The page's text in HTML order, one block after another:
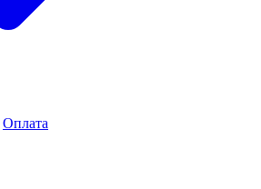
Оплата